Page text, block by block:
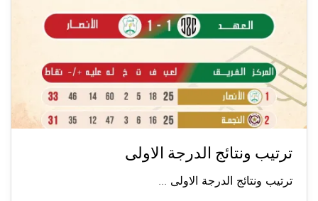
ترتيب ونتائج الدرجة الاولى
ترتيب ونتائج الدرجة الاولى ...